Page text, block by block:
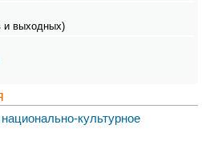
и выходных)
культурное